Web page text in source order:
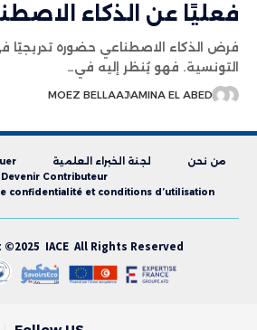
فعليًا عن الذكاء
فرض الذكاء الاصطناعي حضوره
التونسية. فهو يُنظر إليه في…
AMINA EL ABED
MOEZ BELLAAJ
من نحن لجنة الخبراء العلمية
?
Devenir Contributeur
confidentialité et conditions d’utilisation
IACE All Rights Reserved.